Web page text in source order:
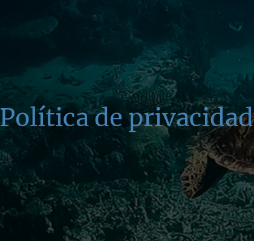
Política de privacidad